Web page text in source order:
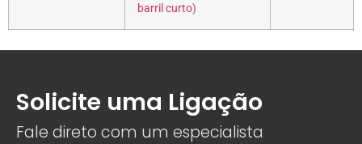
barril curto)
Solicite uma Ligação
Fale direto com um especialista